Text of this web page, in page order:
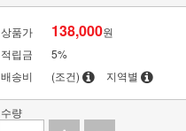
상품가 138,000원
적립금
5%
배송비
(조건) 지역별
수량